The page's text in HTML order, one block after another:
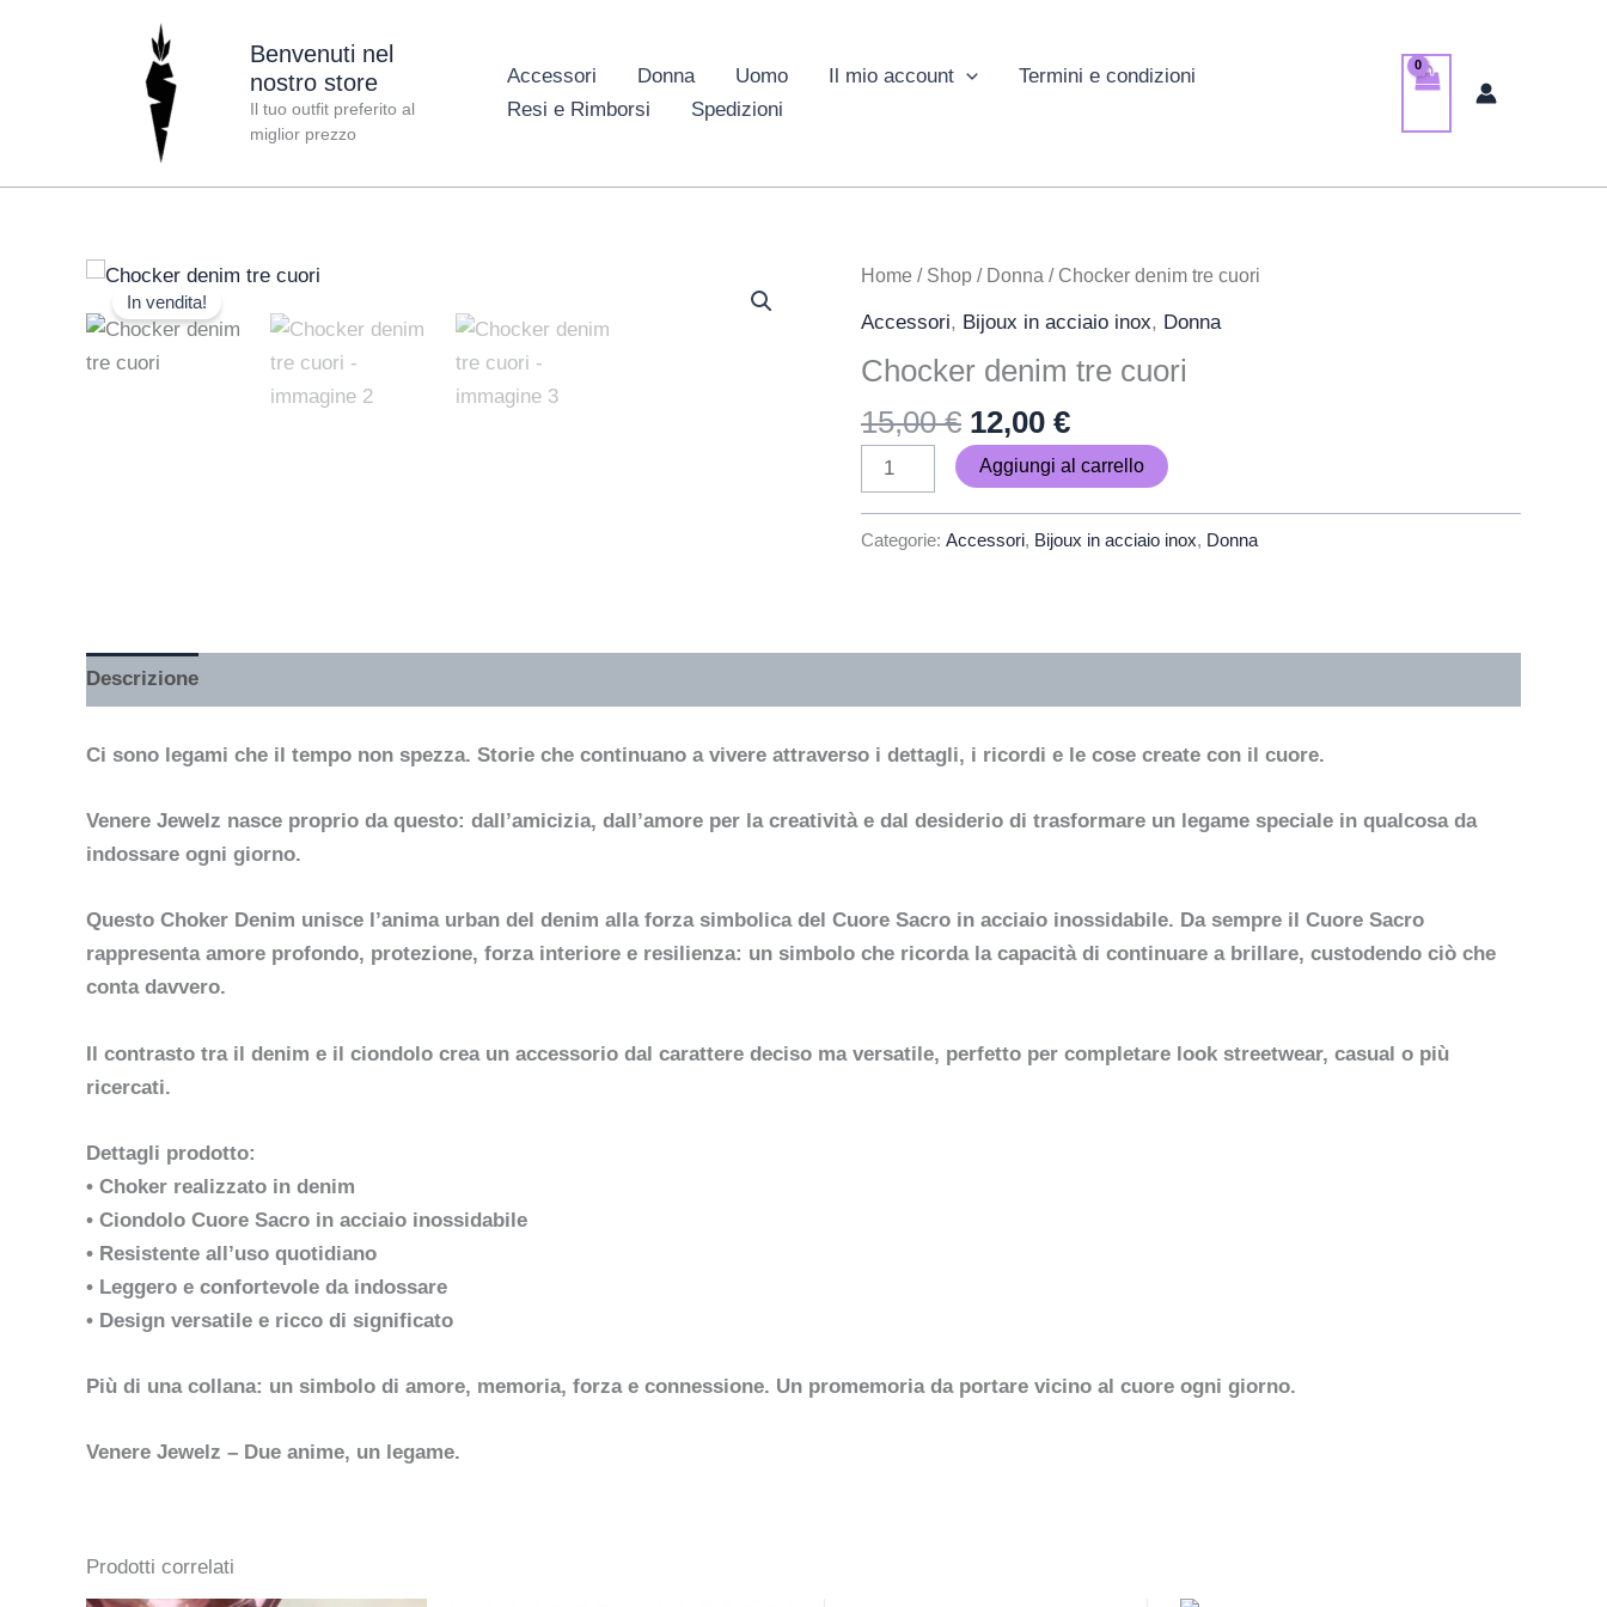
Benvenuti nel
nostro store
Il tuo outfit preferito al
miglior prezzo
Accessori Donna Uomo Il mio account
Termini e condizioni
Resi e Rimborsi
Spedizioni
In vendita!
Home / Shop / Donna / Chocker denim tre cuori
Accessori, Bijoux in acciaio inox, Donna
Chocker denim tre cuori
15,00€
Il
prezzo
originale
era:
15,00 €.
12,00 €
Il
prezzo
attuale
è:
12,00 €.
Chocker
cuori
quantità
Aggiungi al carrello
Categorie: Accessori, Bijoux in acciaio inox, Donna
Descrizione
Ci sono legami che il tempo non spezza. Storie che continuano a vivere attraverso i dettagli, i ricordi e le cose create con il cuore.
Venere Jewelz nasce proprio da questo: dall’amicizia, dall’amore per la creatività e dal desiderio di trasformare un legame speciale in qualcosa da
indossare ogni giorno.
Questo Choker Denim unisce l’anima urban del denim alla forza simbolica del Cuore Sacro in acciaio inossidabile. Da sempre il Cuore Sacro
rappresenta amore profondo, protezione, forza interiore e resilienza: un simbolo che ricorda la capacità di continuare a brillare, custodendo ciò che
conta davvero.
Il contrasto tra il denim e il ciondolo crea un accessorio dal carattere deciso ma versatile, perfetto per completare look streetwear, casual o più
ricercati.
Dettagli prodotto:
• Choker realizzato in denim
• Ciondolo Cuore Sacro in acciaio inossidabile
• Resistente all’uso quotidiano
• Leggero e confortevole da indossare
• Design versatile e ricco di significato
Più di una collana: un simbolo di amore, memoria, forza e connessione. Un promemoria da portare vicino al cuore ogni giorno.
Venere Jewelz – Due anime, un legame.
Prodotti correlati